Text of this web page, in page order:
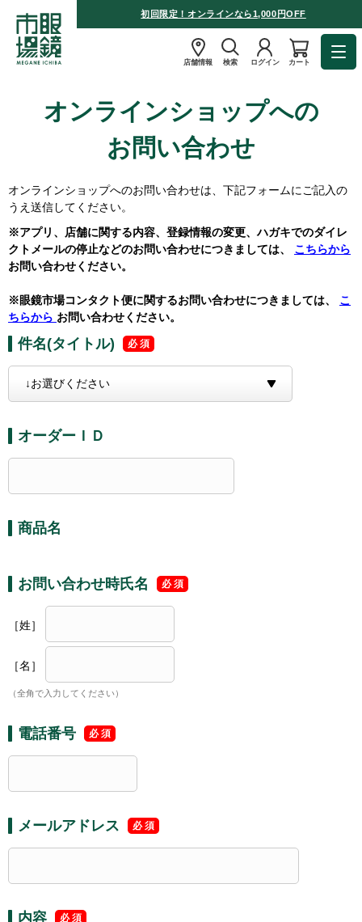
初回限定！オンラインなら1,000円OFF
店舗情報 検索 ログイン カート
オンラインショップへの
お問い合わせ
オンラインショップへのお問い合わせは、下記フォームにご記入の
うえ送信してください。
※アプリ、店舗に関する内容、登録情報の変更、ハガキでのダイレ
クトメールの停止などのお問い合わせにつきましては、 こちらから
お問い合わせください。
※眼鏡市場コンタクト便に関するお問い合わせにつきましては、 こ
ちらから お問い合わせください。
件名(タイトル)
オーダーＩＤ
商品名
お問い合わせ時氏名
［姓］
［名］
（全角で入力してください）
電話番号
メールアドレス
内容